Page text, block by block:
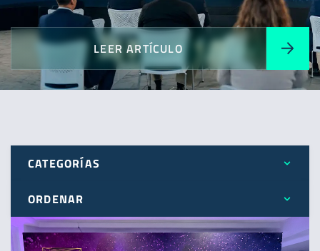
LEER ARTÍCULO
CATEGORÍAS
Todos
Expansión
ORDENAR
Más reciente